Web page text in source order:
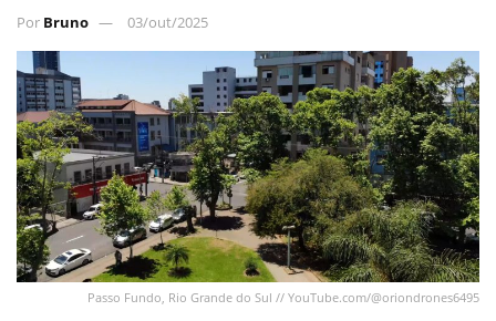
Por Bruno 03/out/2025
Passo Fundo, Rio Grande do Sul // YouTube.com/@oriondrones6495